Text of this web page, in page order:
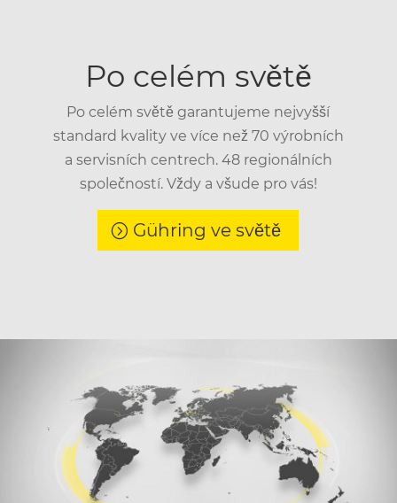
Po celém světě
Po celém světě garantujeme nejvyšší
standard kvality ve více než 70 výrobních
a servisních centrech. 48 regionálních
společností. Vždy a všude pro vás!
Gühring ve světě